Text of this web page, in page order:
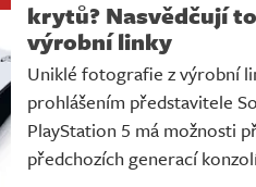
krytů? Nasvědčují
výrobní linky
Uniklé fotografie z výrobní
prohlášením představitele
PlayStation 5 má možnosti
předchozích generací